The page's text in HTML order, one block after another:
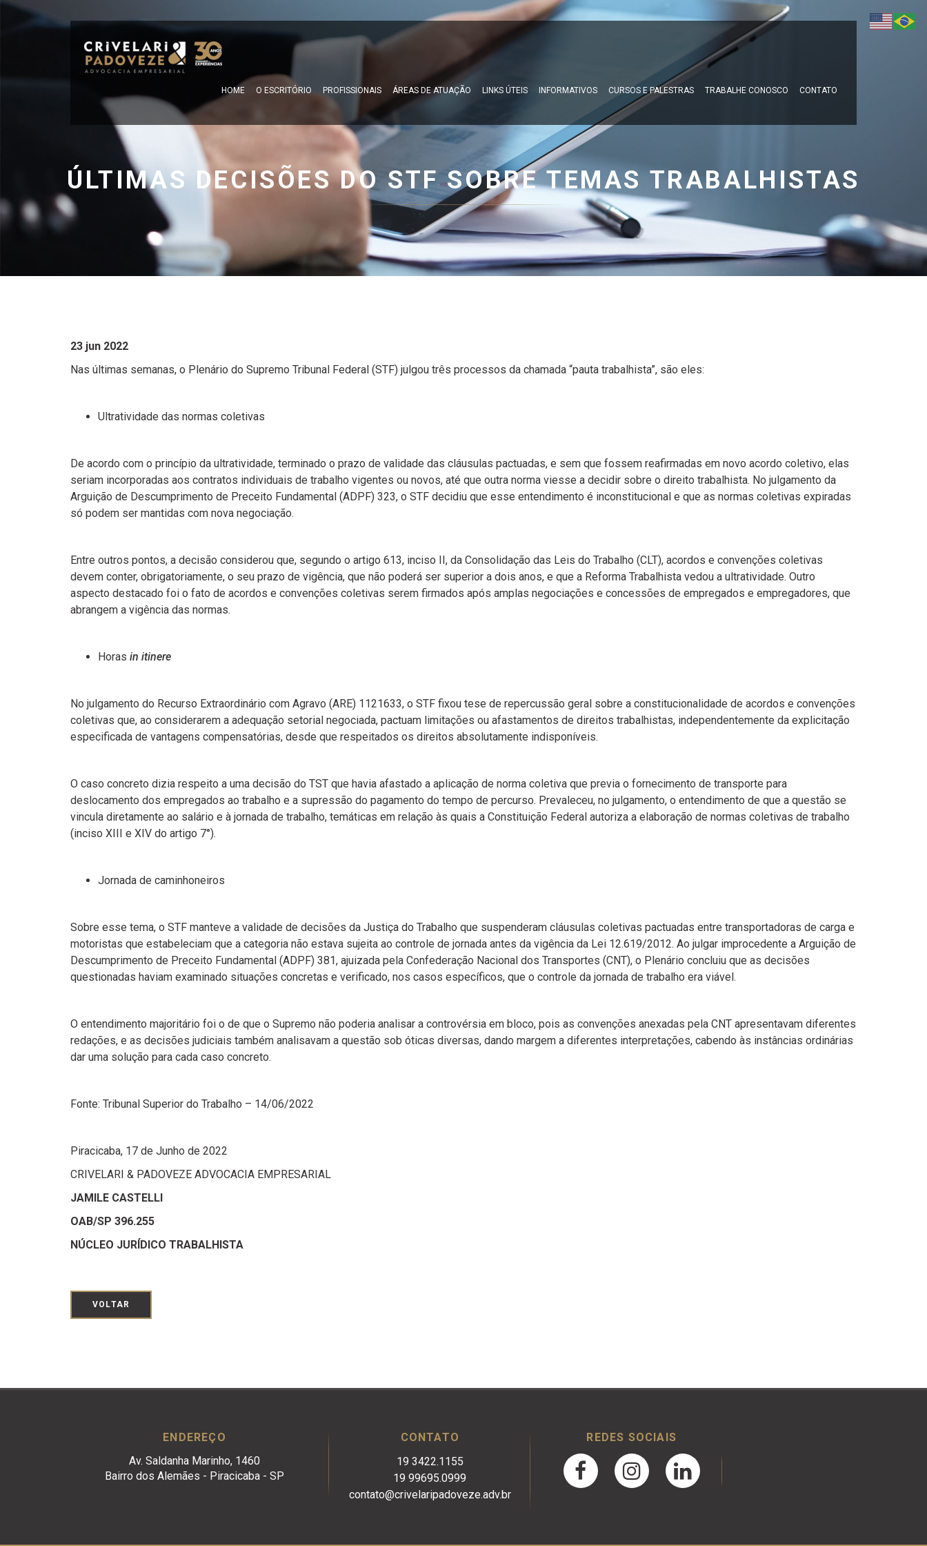
HOME O ESCRITÓRIO PROFISSIONAIS ÁREAS DE ATUAÇÃO LINKS ÚTEIS INFORMATIVOS CURSOS E PALESTRAS TRABALHE CONOSCO CONTATO
ÚLTIMAS DECISÕES DO STF SOBRE TEMAS TRABALHISTAS
23 jun 2022
Nas últimas semanas, o Plenário do Supremo Tribunal Federal (STF) julgou três processos da chamada “pauta trabalhista”, são eles:
Ultratividade das normas coletivas
De acordo com o princípio da ultratividade, terminado o prazo de validade das cláusulas pactuadas, e sem que fossem reafirmadas em novo acordo coletivo, ​elas
seriam incorporadas aos contratos individuais de trabalho vigentes ou novos, até que outra norma viesse ​a decidir sobre o direito trabalhista. No julgamento da
Arguição de Descumprimento de Preceito Fundamental (ADPF) 323, o STF decidiu que esse entendimento é inconstitucional e que as normas coletivas expiradas
só podem ser mantidas com nova negociação.
Entre outros pontos, a decisão considerou que, segundo o artigo 613, inciso II, da Consolidação das Leis do Trabalho (CLT), acordos e convenções coletivas
devem conter, obrigatoriamente, o seu prazo de vigência, que não poderá ser superior a dois anos, e que a Reforma Trabalhista vedou a ultratividade. Outro
aspecto destacado foi o fato de acordos e convenções coletivas serem firmados após amplas negociações e concessões de empregados e empregadores, que
abrangem a vigência das normas.
Horas in itinere
No julgamento do Recurso Extraordinário com Agravo (ARE) 1121633, o STF fixou tese de repercussão geral sobre a constitucionalidade de acordos e convenções
coletivas que, ao considerarem a adequação setorial negociada, pactuam limitações ou afastamentos de direitos trabalhistas, independentemente da explicitação
especificada de vantagens compensatórias, desde que respeitados os direitos absolutamente indisponíveis.
O caso concreto dizia respeito a uma decisão do TST que havia afastado a aplicação de norma coletiva que previa o fornecimento de transporte para
deslocamento dos empregados ao trabalho e a supressão do pagamento do tempo de percurso. Prevaleceu, no julgamento, o entendimento de que a questão se
vincula diretamente ao salário e à jornada de trabalho, temáticas em relação às quais a Constituição Federal autoriza a elaboração de normas coletivas de trabalho
(inciso XIII e XIV do artigo 7°).
Jornada de caminhoneiros
Sobre esse tema, o STF manteve a validade de decisões da Justiça do Trabalho que suspenderam cláusulas coletivas pactuadas entre transportadoras de carga e
motoristas que estabeleciam que a categoria não estava sujeita ao controle de jornada antes da vigência da Lei 12.619/2012. Ao julgar improcedente a Arguição de
Descumprimento de Preceito Fundamental (ADPF) 381, ajuizada pela Confederação Nacional dos Transportes (CNT), o Plenário concluiu que as decisões
questionadas haviam examinado situações concretas e verificado, nos casos específicos, que o controle da jornada de trabalho era viável.
O entendimento majoritário foi o de que o Supremo não poderia analisar a controvérsia em bloco, pois as convenções anexadas pela CNT apresentavam diferentes
redações, e as decisões judiciais também analisavam a questão sob óticas diversas, dando margem a diferentes interpretações, cabendo às instâncias ordinárias
dar uma solução para cada caso concreto.
Fonte: Tribunal Superior do Trabalho – 14/06/2022
Piracicaba, 17 de Junho de 2022
CRIVELARI & PADOVEZE ADVOCACIA EMPRESARIAL
JAMILE CASTELLI
OAB/SP 396.255
NÚCLEO JURÍDICO TRABALHISTA
VOLTAR
ENDEREÇO
Av. Saldanha Marinho, 1460
Bairro dos Alemães - Piracicaba - SP
CONTATO
19 3422.1155
19 99695.0999
contato@crivelaripadoveze.adv.br
REDES SOCIAIS